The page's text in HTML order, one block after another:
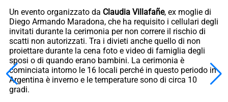
Un evento organizzato da Claudia Villafañe, ex moglie di
Diego Armando Maradona, che ha requisito i cellulari degli
invitati durante la cerimonia per non correre il rischio di
scatti non autorizzati. Tra i divieti anche quello di non
proiettare durante la cena foto e video di famiglia degli
sposi o di quando erano bambini. La cerimonia è
cominciata intorno le 16 locali perché in questo periodo in
Argentina è inverno e le temperature sono di circa 10
gradi.